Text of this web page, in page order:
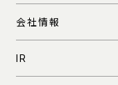
会社情報
IR